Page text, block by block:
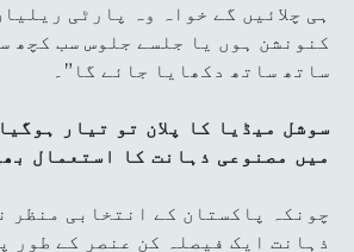
ہی چلائیں گے خواہ وہ پارٹی
کنونشن ہوں یا جلسے جلوس سب کچھ
ساتھ ساتھ دکھایا جائے گا”۔
سوشل میڈیا کا پلان تو تیار
میں مصنوعی ذہانت کا استعمال
چونکہ پاکستان کے انتخابی منظر
ذہانت ایک فیصلہ کن عنصر کے طور